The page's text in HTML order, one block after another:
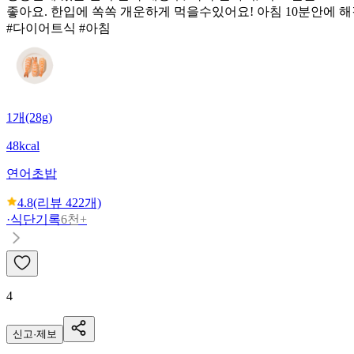
좋아요. 한입에 쏙쏙 개운하게 먹을수있어요! 아침 10분안에
#다이어트식 #아침
1개(28g)
48kcal
연어초밥
4.8(리뷰 422개)
·식단기록6천+
4
신고·제보